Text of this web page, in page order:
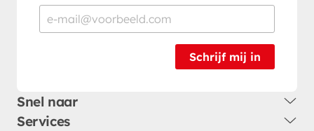
Schrijf mij in
Snel naar
Services